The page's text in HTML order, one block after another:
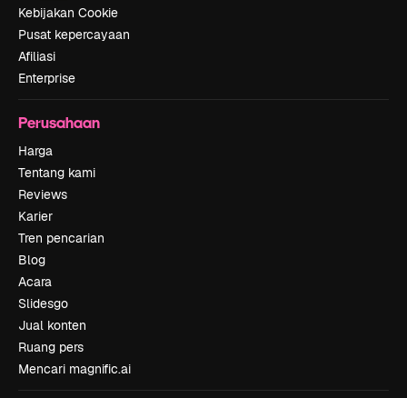
Kebijakan Cookie
Pusat kepercayaan
Afiliasi
Enterprise
Perusahaan
Harga
Tentang kami
Reviews
Karier
Tren pencarian
Blog
Acara
Slidesgo
Jual konten
Ruang pers
Mencari magnific.ai